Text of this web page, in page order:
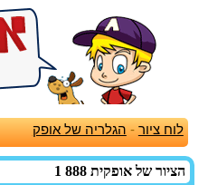
לוח ציור - הגלריה של אופק
הציור של אופקית 888 1